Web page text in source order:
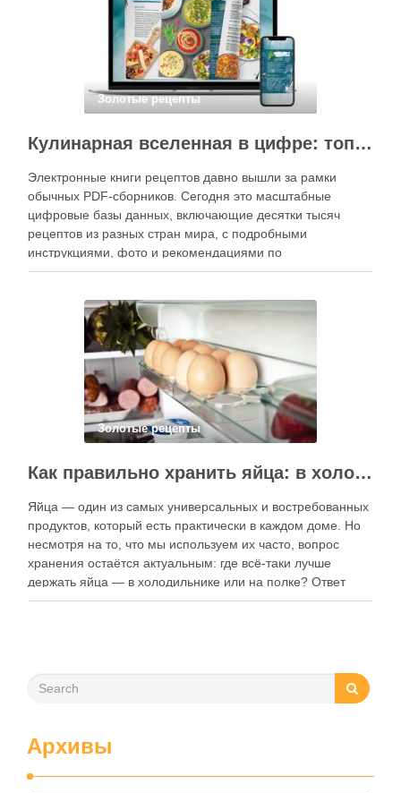
Золотые рецепты
Кулинарная вселенная в цифре: топ-3 самых больших электронных книг рецептов
Электронные книги рецептов давно вышли за рамки
обычных PDF-сборников. Сегодня это масштабные
цифровые базы данных, включающие десятки тысяч
рецептов из разных стран мира, с подробными
инструкциями, фото и рекомендациями по
приготовлению. В отличие от печатных изданий,
контент, расширять коллекции блюд и добавлять новые
функции. Ниже …
Золотые рецепты
Как правильно хранить яйца: в холодильнике или на полке?
Яйца — один из самых универсальных и востребованных
продуктов, который есть практически в каждом доме. Но
несмотря на то, что мы используем их часто, вопрос
хранения остаётся актуальным: где всё-таки лучше
держать яйца — в холодильнике или на полке? Ответ
зависит от нескольких факторов, включая температуру
Архивы